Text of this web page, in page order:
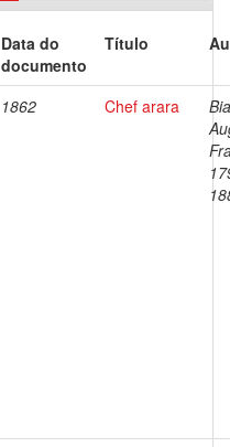
Data do
documento
Título
1862 Chef arara